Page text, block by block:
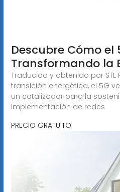
Descubre Cómo el
Transformando la
Traducido y obtenido por STL
transición energética, el 5G
un catalizador para la
implementación de redes
PRECIO GRATUITO